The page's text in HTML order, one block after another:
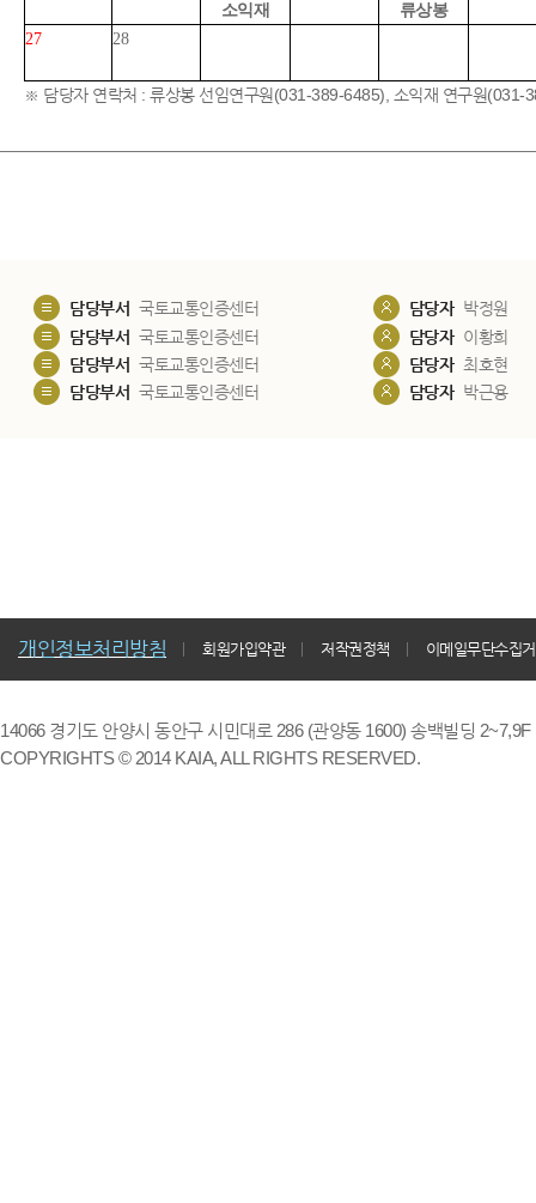
소익재
류상봉
27
28
※ 담당자 연락처 : 류상봉 선임연구원(031-389-6485), 소익재 연구원(031-
담당부서 국토교통인증센터 담당자 박정원
담당부서 국토교통인증센터 담당자 이황희
담당부서 국토교통인증센터 담당자 최호현
담당부서 국토교통인증센터 담당자 박근용
개인정보처리방침 회원가입약관 저작권정책 이메일무단수집
14066 경기도 안양시 동안구 시민대로 286 (관양동 1600) 송백빌딩
COPYRIGHTS © 2014 KAIA, ALL RIGHTS RESERVED.